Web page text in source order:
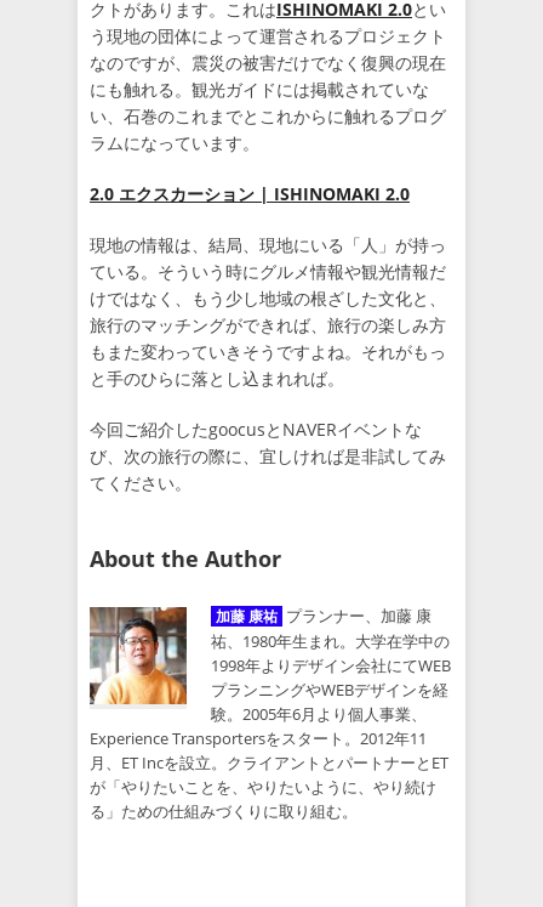
クトがあります。これはISHINOMAKI 2.0とい
う現地の団体によって運営されるプロジェクト
なのですが、震災の被害だけでなく復興の現在
にも触れる。観光ガイドには掲載されていな
い、石巻のこれまでとこれからに触れるプログ
ラムになっています。
2.0 エクスカーション | ISHINOMAKI 2.0
現地の情報は、結局、現地にいる「人」が持っ
ている。そういう時にグルメ情報や観光情報だ
けではなく、もう少し地域の根ざした文化と、
旅行のマッチングができれば、旅行の楽しみ方
もまた変わっていきそうですよね。それがもっ
と手のひらに落とし込まれれば。
今回ご紹介したgoocusとNAVERイベントな
び、次の旅行の際に、宜しければ是非試してみ
てください。
About the Author
加藤 康祐 プランナー、加藤 康
祐、1980年生まれ。大学在学中の
1998年よりデザイン会社にてWEB
プランニングやWEBデザインを経
験。2005年6月より個人事業、
Experience Transportersをスタート。2012年11
月、ET Incを設立。クライアントとパートナーとET
が「やりたいことを、やりたいように、やり続け
る」ための仕組みづくりに取り組む。